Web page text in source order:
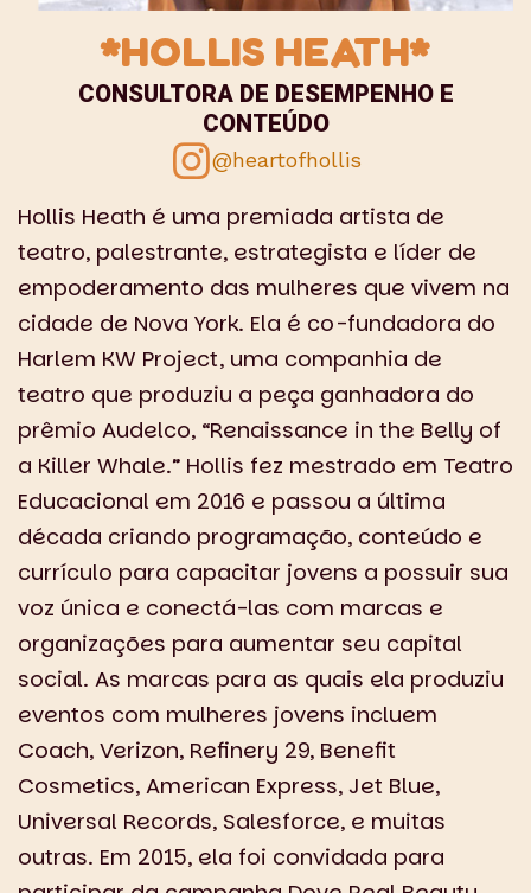
*HOLLIS HEATH*
CONSULTORA DE DESEMPENHO E
CONTEÚDO
@heartofhollis
Hollis Heath é uma premiada artista de
teatro, palestrante, estrategista e líder de
empoderamento das mulheres que vivem na
cidade de Nova York. Ela é co-fundadora do
Harlem KW Project, uma companhia de
teatro que produziu a peça ganhadora do
prêmio Audelco, “Renaissance in the Belly of
a Killer Whale.” Hollis fez mestrado em Teatro
Educacional em 2016 e passou a última
década criando programação, conteúdo e
currículo para capacitar jovens a possuir sua
voz única e conectá-las com marcas e
organizações para aumentar seu capital
social. As marcas para as quais ela produziu
eventos com mulheres jovens incluem
Coach, Verizon, Refinery 29, Benefit
Cosmetics, American Express, Jet Blue,
Universal Records, Salesforce, e muitas
outras. Em 2015, ela foi convidada para